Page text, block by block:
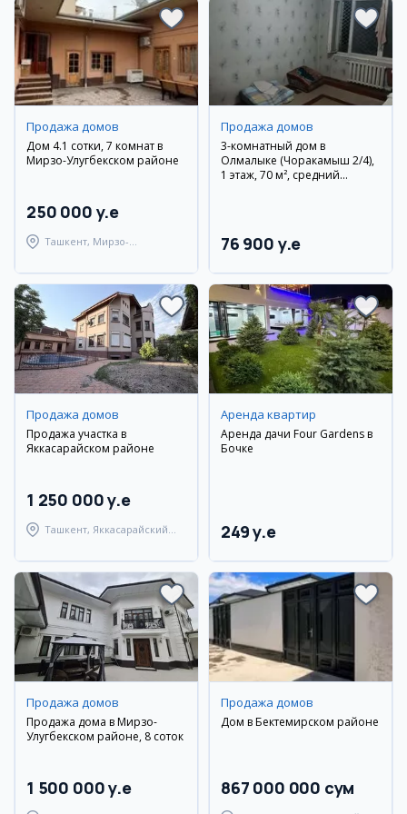
Продажа домов
Дом 4.1 сотки, 7 комнат в
Мирзо-Улугбекском районе
250 000 y.e
Ташкент, Мирзо-
Продажа домов
3-комнатный дом в
Олмалыке (Чоракамыш 2/4),
1 этаж, 70 м², средний
76 900 y.e
Продажа домов
Продажа участка в
Яккасарайском районе
1 250 000 y.e
Ташкент, Яккасарайский
Аренда квартир
Аренда дачи Four Gardens в
Бочке
249 y.e
Продажа домов
Продажа дома в Мирзо-
Улугбекском районе, 8 соток
1 500 000 y.e
Продажа домов
Дом в Бектемирском районе
867 000 000 сум